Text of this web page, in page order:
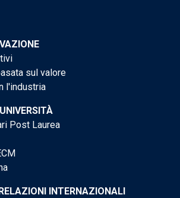
sul valore
l'industria
Post Laurea
INTERNAZIONALI